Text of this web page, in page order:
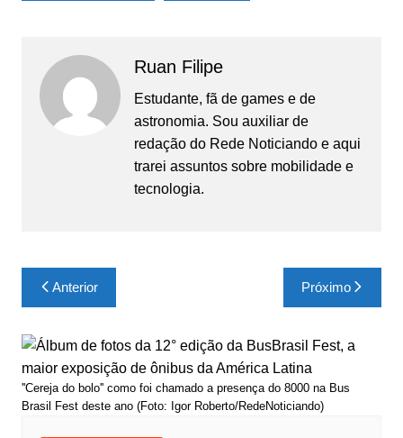
Ruan Filipe
Estudante, fã de games e de
astronomia. Sou auxiliar de
redação do Rede Noticiando e aqui
trarei assuntos sobre mobilidade e
tecnologia.
Navegação
de
Post
Anterior Próximo
''Cereja do bolo'' como foi chamado a presença do 8000 na Bus
Brasil Fest deste ano (Foto: Igor Roberto/RedeNoticiando)